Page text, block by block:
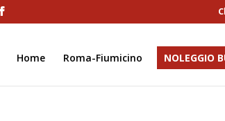
Home Roma-Fiumicino NOLEGGIO